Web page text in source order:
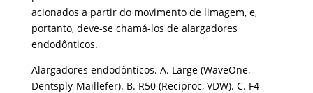
acionados a partir do movimento de limagem, e,
portanto, deve-se chamá-los de alargadores
endodônticos.
Alargadores endodônticos. A. Large (WaveOne,
Dentsply-Maillefer). B. R50 (Reciproc, VDW). C. F4